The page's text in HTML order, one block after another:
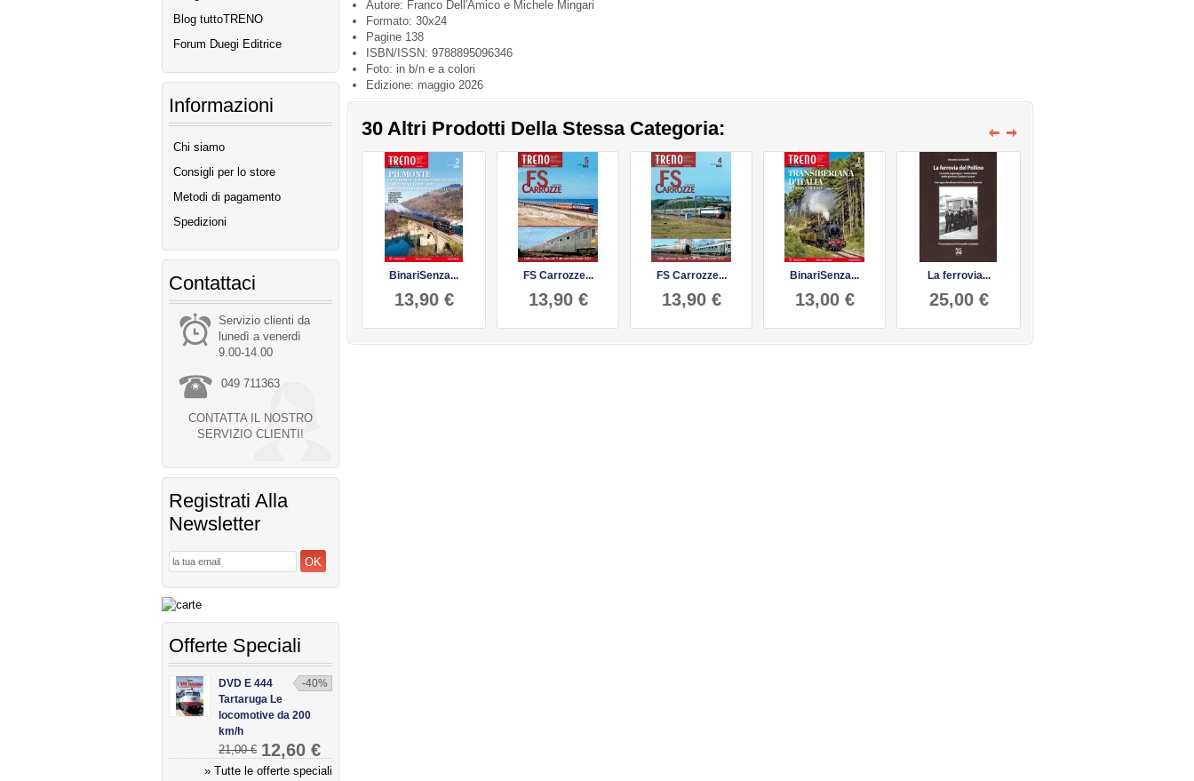
Autore: Franco Dell'Amico e Michele Mingari
Formato: 30x24
Pagine 138
ISBN/ISSN: 9788895096346
Foto: in b/n e a colori
Edizione: maggio 2026
30 Altri Prodotti Della Stessa Categoria:
BinariSenza...
13,90 €
FS Carrozze...
13,90 €
FS Carrozze...
13,90 €
BinariSenza...
13,00 €
La ferrovia...
25,00 €
Blog tuttoTRENO
Forum Duegi Editrice
Informazioni
Chi siamo
Consigli per lo store
Metodi di pagamento
Spedizioni
Contattaci
Servizio clienti da
lunedì a venerdì
9.00-14.00
049 711363
CONTATTA IL NOSTRO
SERVIZIO CLIENTI!
Registrati Alla
Newsletter
Offerte Speciali
-40%
DVD E 444
Tartaruga Le
locomotive da 200
km/h
21,00 € 12,60 €
» Tutte le offerte speciali